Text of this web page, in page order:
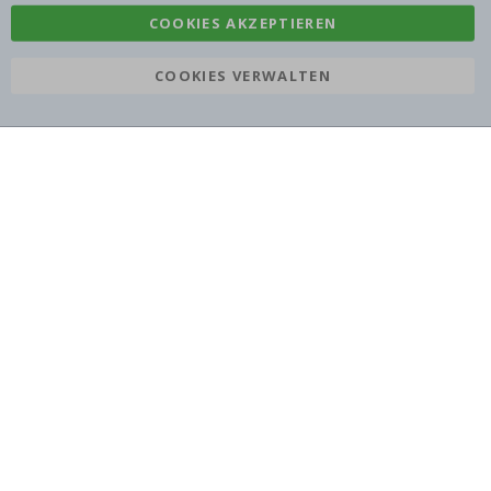
COOKIES AKZEPTIEREN
COOKIES VERWALTEN